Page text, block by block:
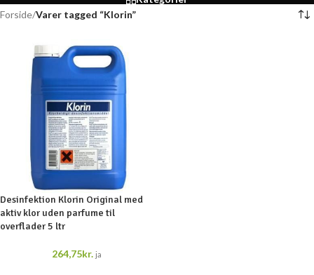
Forside/Varer tagged “Klorin”
Desinfektion Klorin Original med
aktiv klor uden parfume til
overflader 5 ltr
264,75kr. ja